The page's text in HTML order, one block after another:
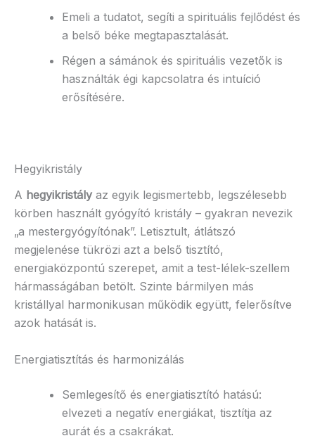
Emeli a tudatot, segíti a spirituális fejlődést és
a belső béke megtapasztalását.
Régen a sámánok és spirituális vezetők is
használták égi kapcsolatra és intuíció
erősítésére.
Hegyikristály
A hegyikristály az egyik legismertebb, legszélesebb
körben használt gyógyító kristály – gyakran nevezik
„a mestergyógyítónak”. Letisztult, átlátszó
megjelenése tükrözi azt a belső tisztító,
energiaközpontú szerepet, amit a test-lélek-szellem
hármasságában betölt. Szinte bármilyen más
kristállyal harmonikusan működik együtt, felerősítve
azok hatását is.
Energiatisztítás és harmonizálás
Semlegesítő és energiatisztító hatású:
elvezeti a negatív energiákat, tisztítja az
aurát és a csakrákat.